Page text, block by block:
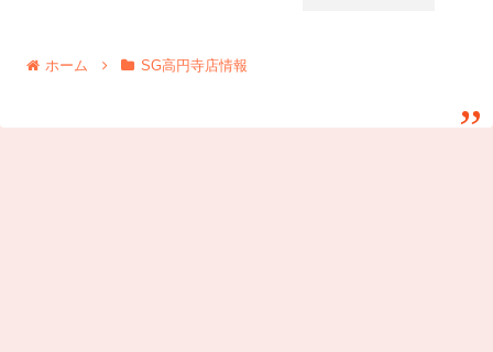
ホーム SG高円寺店情報